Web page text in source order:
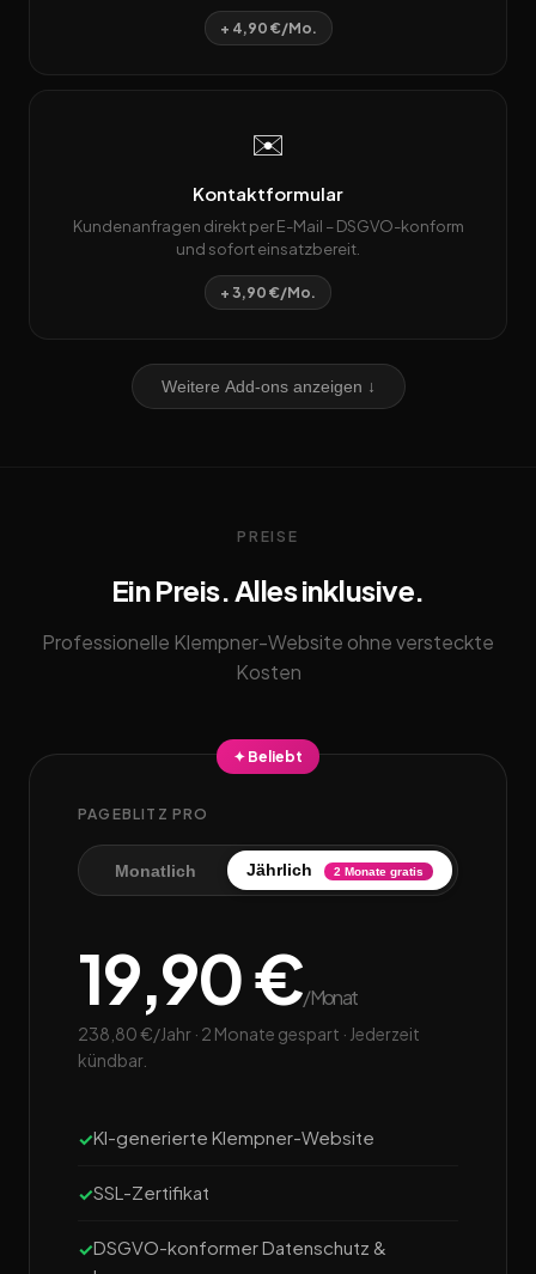
+ 4,90 €/Mo.
✉️
Kontaktformular
Kundenanfragen direkt per E-Mail – DSGVO-konform
und sofort einsatzbereit.
+ 3,90 €/Mo.
Weitere Add-ons anzeigen ↓
PREISE
Ein Preis. Alles inklusive.
Professionelle Klempner-Website ohne versteckte
Kosten
✦ Beliebt
PAGEBLITZ PRO
Monatlich Jährlich 2 Monate gratis
19,90 €/Monat
238,80 €/Jahr · 2 Monate gespart · Jederzeit
kündbar.
KI-generierte Klempner-Website
SSL-Zertifikat
DSGVO-konformer Datenschutz &